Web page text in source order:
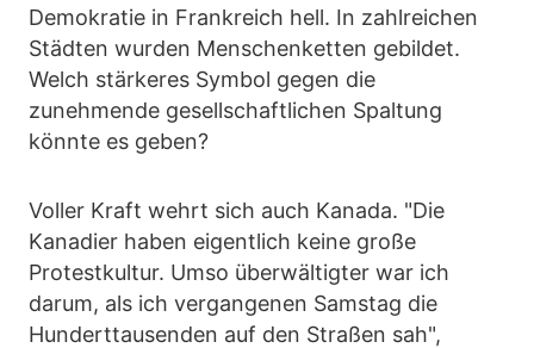
Demokratie in Frankreich hell. In zahlreichen
Städten wurden Menschenketten gebildet.
Welch stärkeres Symbol gegen die
zunehmende gesellschaftlichen Spaltung
könnte es geben?
Voller Kraft wehrt sich auch Kanada. "Die
Kanadier haben eigentlich keine große
Protestkultur. Umso überwältigter war ich
darum, als ich vergangenen Samstag die
Hunderttausenden auf den Straßen sah",